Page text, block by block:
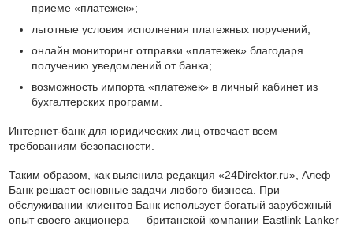
приеме «платежек»;
льготные условия исполнения платежных поручений;
онлайн мониторинг отправки «платежек» благодаря
получению уведомлений от банка;
возможность импорта «платежек» в личный кабинет из
бухгалтерских программ.
Интернет-банк для юридических лиц отвечает всем
требованиям безопасности.
Таким образом, как выяснила редакция «24Direktor.ru», Алеф
Банк решает основные задачи любого бизнеса. При
обслуживании клиентов Банк использует богатый зарубежный
опыт своего акционера — британской компании Eastlink Lanker